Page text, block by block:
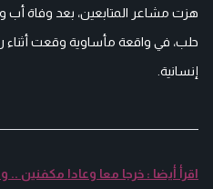
هزت مشاعر المتابعين، بعد وفاة
حلب، في واقعة مأساوية وقعت أثناء
إنسانية.
اقرأ أيضا : خرجا معا وعادا مكفنين